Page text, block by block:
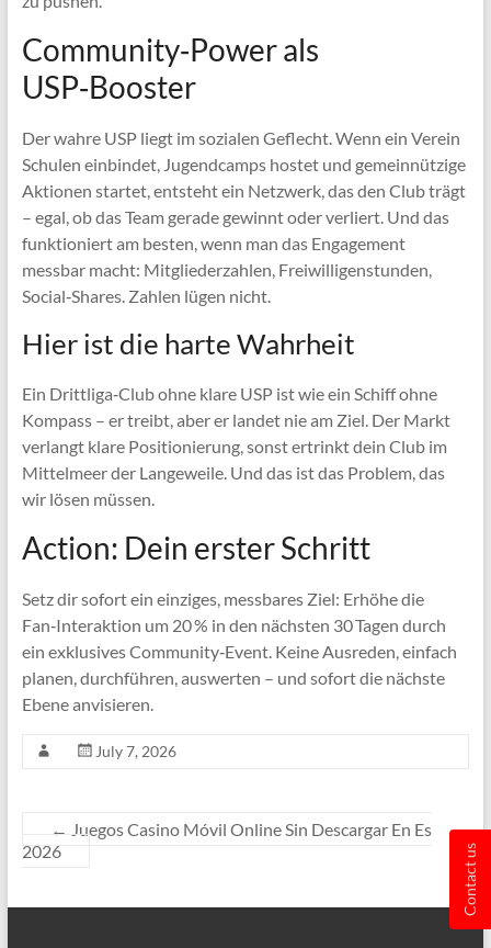
Community‑Power als
USP‑Booster
Der wahre USP liegt im sozialen Geflecht. Wenn ein Verein
Schulen einbindet, Jugendcamps hostet und gemeinnützige
Aktionen startet, entsteht ein Netzwerk, das den Club trägt
– egal, ob das Team gerade gewinnt oder verliert. Und das
funktioniert am besten, wenn man das Engagement
messbar macht: Mitgliederzahlen, Freiwilligenstunden,
Social‑Shares. Zahlen lügen nicht.
Hier ist die harte Wahrheit
Ein Drittliga‑Club ohne klare USP ist wie ein Schiff ohne
Kompass – er treibt, aber er landet nie am Ziel. Der Markt
verlangt klare Positionierung, sonst ertrinkt dein Club im
Mittelmeer der Langeweile. Und das ist das Problem, das
wir lösen müssen.
Action: Dein erster Schritt
Setz dir sofort ein einziges, messbares Ziel: Erhöhe die
Fan‑Interaktion um 20 % in den nächsten 30 Tagen durch
ein exklusives Community‑Event. Keine Ausreden, einfach
planen, durchführen, auswerten – und sofort die nächste
Ebene anvisieren.
July 7, 2026
← Juegos Casino Móvil Online Sin Descargar En Es
2026
Contact us